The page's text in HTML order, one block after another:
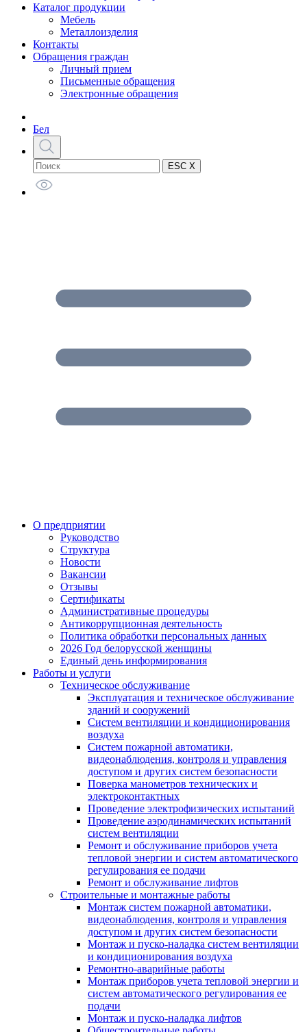
Каталог продукции
Мебель
Металлоизделия
Контакты
Обращения граждан
Личный прием
Письменные обращения
Электронные обращения
Бел
ESC X
О предприятии
Руководство
Структура
Новости
Вакансии
Отзывы
Сертификаты
Административные процедуры
Антикоррупционная деятельность
Политика обработки персональных данных
2026 Год белорусской женщины
Единый день информирования
Работы и услуги
Техническое обслуживание
Эксплуатация и техническое обслуживание
зданий и сооружений
Систем вентиляции и кондиционирования
воздуха
Систем пожарной автоматики,
видеонаблюдения, контроля и управления
доступом и других систем безопасности
Поверка манометров технических и
электроконтактных
Проведение электрофизических испытаний
Проведение аэродинамических испытаний
систем вентиляции
Ремонт и обслуживание приборов учета
тепловой энергии и систем автоматического
регулирования ее подачи
Ремонт и обслуживание лифтов
Строительные и монтажные работы
Монтаж систем пожарной автоматики,
видеонаблюдения, контроля и управления
доступом и других систем безопасности
Монтаж и пуско-наладка систем вентиляции
и кондиционирования воздуха
Ремонтно-аварийные работы
Монтаж приборов учета тепловой энергии и
систем автоматического регулирования ее
подачи
Монтаж и пуско-наладка лифтов